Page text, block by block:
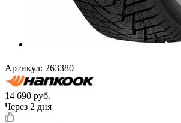
Артикул: 263380
14 690 руб.
Через 2 дня